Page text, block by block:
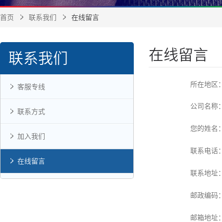
首页 联系我们 在线留言
联系我们
客服专线
联系方式
加入我们
在线留言
在线留言
所在地区
公司名称
您的姓名
联系电话
联系地址
邮政编码
邮箱地址